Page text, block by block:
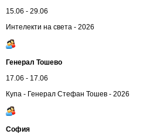
15.06 - 29.06
Интелекти на света - 2026
Генерал Тошево
17.06 - 17.06
Купа - Генерал Стефан Тошев - 2026
София